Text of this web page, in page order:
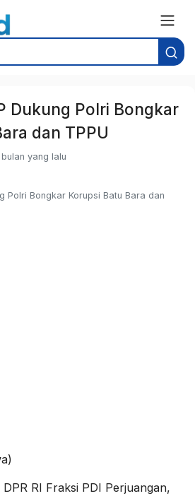
Dukung Polri Bongkar
dan TPPU
bulan yang lalu
Polri Bongkar Korupsi Batu Bara dan
RI Fraksi PDI Perjuangan,